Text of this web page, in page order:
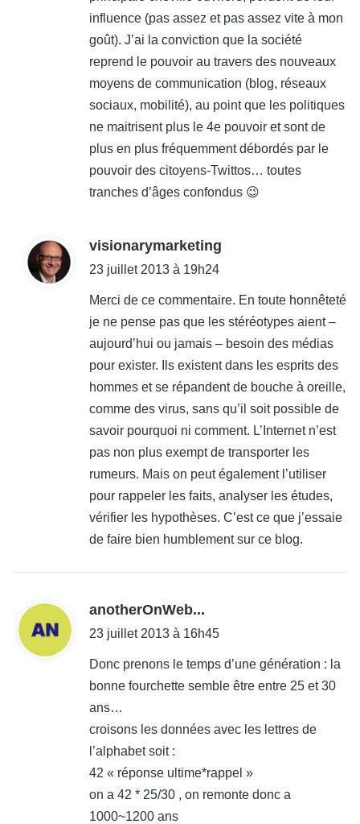
influence (pas assez et pas assez vite à mon
goût). J’ai la conviction que la société
reprend le pouvoir au travers des nouveaux
moyens de communication (blog, réseaux
sociaux, mobilité), au point que les politiques
ne maitrisent plus le 4e pouvoir et sont de
plus en plus fréquemment débordés par le
pouvoir des citoyens-Twittos… toutes
tranches d’âges confondus 😉
visionarymarketing
23 juillet 2013 à 19h24
Merci de ce commentaire. En toute honnêteté
je ne pense pas que les stéréotypes aient –
aujourd’hui ou jamais – besoin des médias
pour exister. Ils existent dans les esprits des
hommes et se répandent de bouche à oreille,
comme des virus, sans qu’il soit possible de
savoir pourquoi ni comment. L’Internet n’est
pas non plus exempt de transporter les
rumeurs. Mais on peut également l’utiliser
pour rappeler les faits, analyser les études,
vérifier les hypothèses. C’est ce que j’essaie
de faire bien humblement sur ce blog.
anotherOnWeb...
i
23 juillet 2013 à 16h45
Donc prenons le temps d’une génération : la
bonne fourchette semble être entre 25 et 30
ans…
croisons les données avec les lettres de
l’alphabet soit :
42 « réponse ultime*rappel »
on a 42 * 25/30 , on remonte donc a
1000~1200 ans